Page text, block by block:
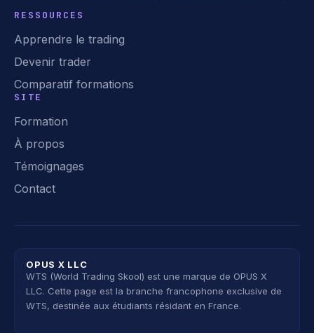
RESSOURCES
Apprendre le trading
Devenir trader
Comparatif formations
SITE
Formation
À propos
Témoignages
Contact
OPUS X LLC
WTS (World Trading Skool) est une marque de OPUS X
LLC. Cette page est la branche francophone exclusive de
WTS, destinée aux étudiants résidant en France.